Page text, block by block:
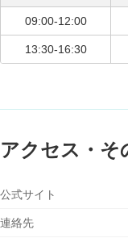
09:00-12:00
13:30-16:30
アクセス・そ
公式サイト
連絡先